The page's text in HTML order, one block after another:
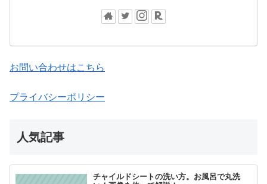
お問い合わせはこちら
プライバシーポリシー
人気記事
チャイルドシートの洗い方。お風呂で丸洗